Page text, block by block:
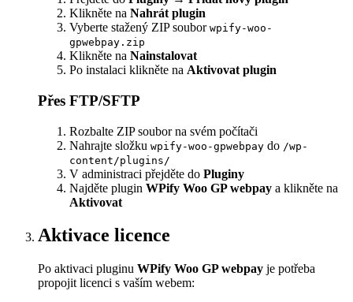
Klikněte na Nahrát plugin
Vyberte stažený ZIP soubor wpify-woo-
gpwebpay.zip
Klikněte na Nainstalovat
Po instalaci klikněte na Aktivovat plugin
Přes FTP/SFTP
Rozbalte ZIP soubor na svém počítači
Nahrajte složku wpify-woo-gpwebpay do /wp-
content/plugins/
V administraci přejděte do Pluginy
Najděte plugin WPify Woo GP webpay a klikněte na
Aktivovat
Aktivace licence
Po aktivaci pluginu WPify Woo GP webpay je potřeba
propojit licenci s vaším webem: